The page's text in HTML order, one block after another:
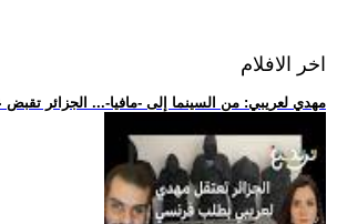
اخر الافلام
.. مهدي لعريبي: من السينما إلى -مافيا-... الجزائر